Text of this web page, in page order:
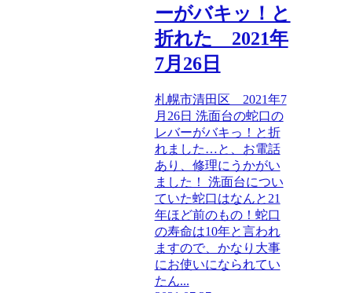
ーがバキッ！と
折れた 2021年
7月26日
札幌市清田区 2021年7
月26日 洗面台の蛇口の
レバーがバキっ！と折
れました…と、お電話
あり、修理にうかがい
ました！ 洗面台につい
ていた蛇口はなんと21
年ほど前のもの！蛇口
の寿命は10年と言われ
ますので、かなり大事
にお使いになられてい
たん...